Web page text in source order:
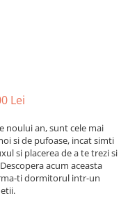
Lei
noului an, sunt cele mai
si de pufoase, incat simti
si placerea de a te trezi si
acum aceasta
ti dormitorul intr-un